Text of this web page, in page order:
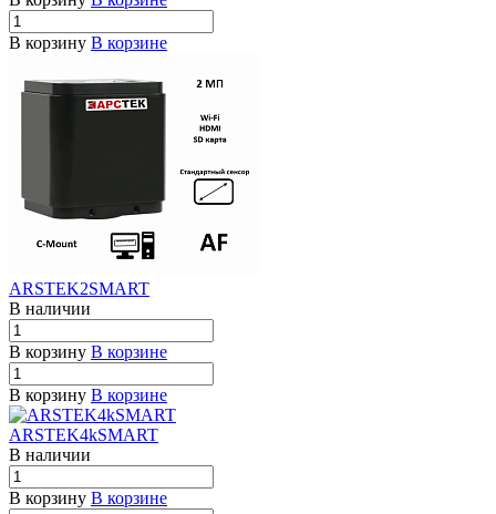
В корзину В корзине
ARSTEK2SMART
В наличии
В корзину В корзине
В корзину В корзине
ARSTEK4kSMART
В наличии
В корзину В корзине